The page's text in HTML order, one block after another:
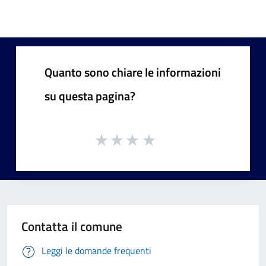
Quanto sono chiare le informazioni
su questa pagina?
Contatta il comune
Leggi le domande frequenti